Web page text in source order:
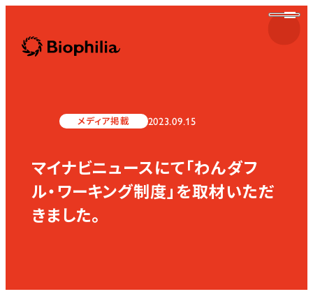
Biophilia
Biophilia
メディア掲載 2023.09.15
マイナビニュースにて「わんダフ
ル・ワーキング制度」を取材いただ
きました。